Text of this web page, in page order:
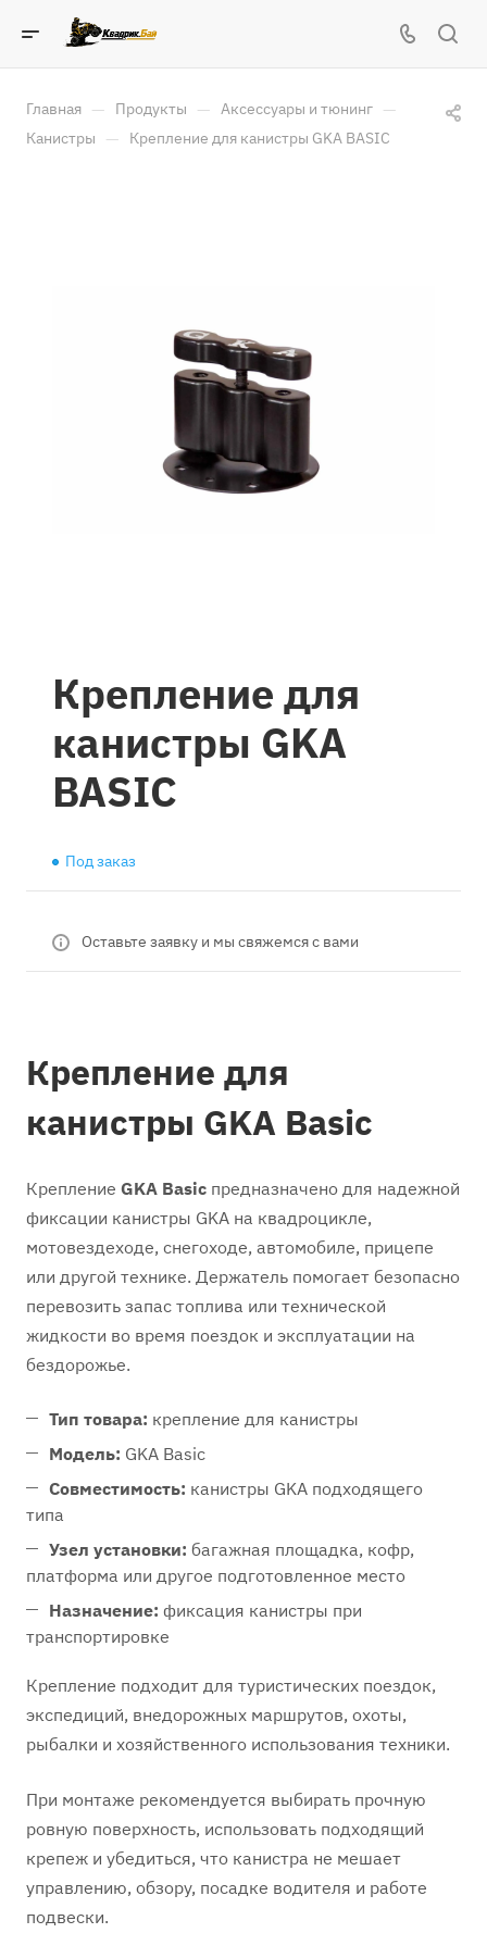
Главная — Продукты — Аксессуары и тюнинг —
Канистры — Крепление для канистры GKA BASIC
Крепление для
канистры GKA
BASIC
Под заказ
Оставьте заявку и мы свяжемся с вами
Крепление для
канистры GKA Basic
Крепление GKA Basic предназначено для надежной
фиксации канистры GKA на квадроцикле,
мотовездеходе, снегоходе, автомобиле, прицепе
или другой технике. Держатель помогает безопасно
перевозить запас топлива или технической
жидкости во время поездок и эксплуатации на
бездорожье.
Тип товара: крепление для канистры
Модель: GKA Basic
Совместимость: канистры GKA подходящего
типа
Узел установки: багажная площадка, кофр,
платформа или другое подготовленное место
Назначение: фиксация канистры при
транспортировке
Крепление подходит для туристических поездок,
экспедиций, внедорожных маршрутов, охоты,
рыбалки и хозяйственного использования техники.
При монтаже рекомендуется выбирать прочную
ровную поверхность, использовать подходящий
крепеж и убедиться, что канистра не мешает
управлению, обзору, посадке водителя и работе
подвески.